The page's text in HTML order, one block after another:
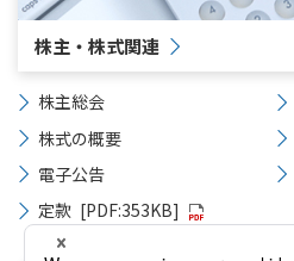
株主・株式関連
株主総会
株式の概要
電子公告
定款 [PDF:353KB]